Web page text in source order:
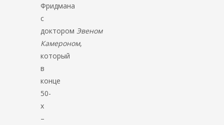
Фридмана
с
докторомЭвеном
Камероном,
который
в
конце
50-
х
–